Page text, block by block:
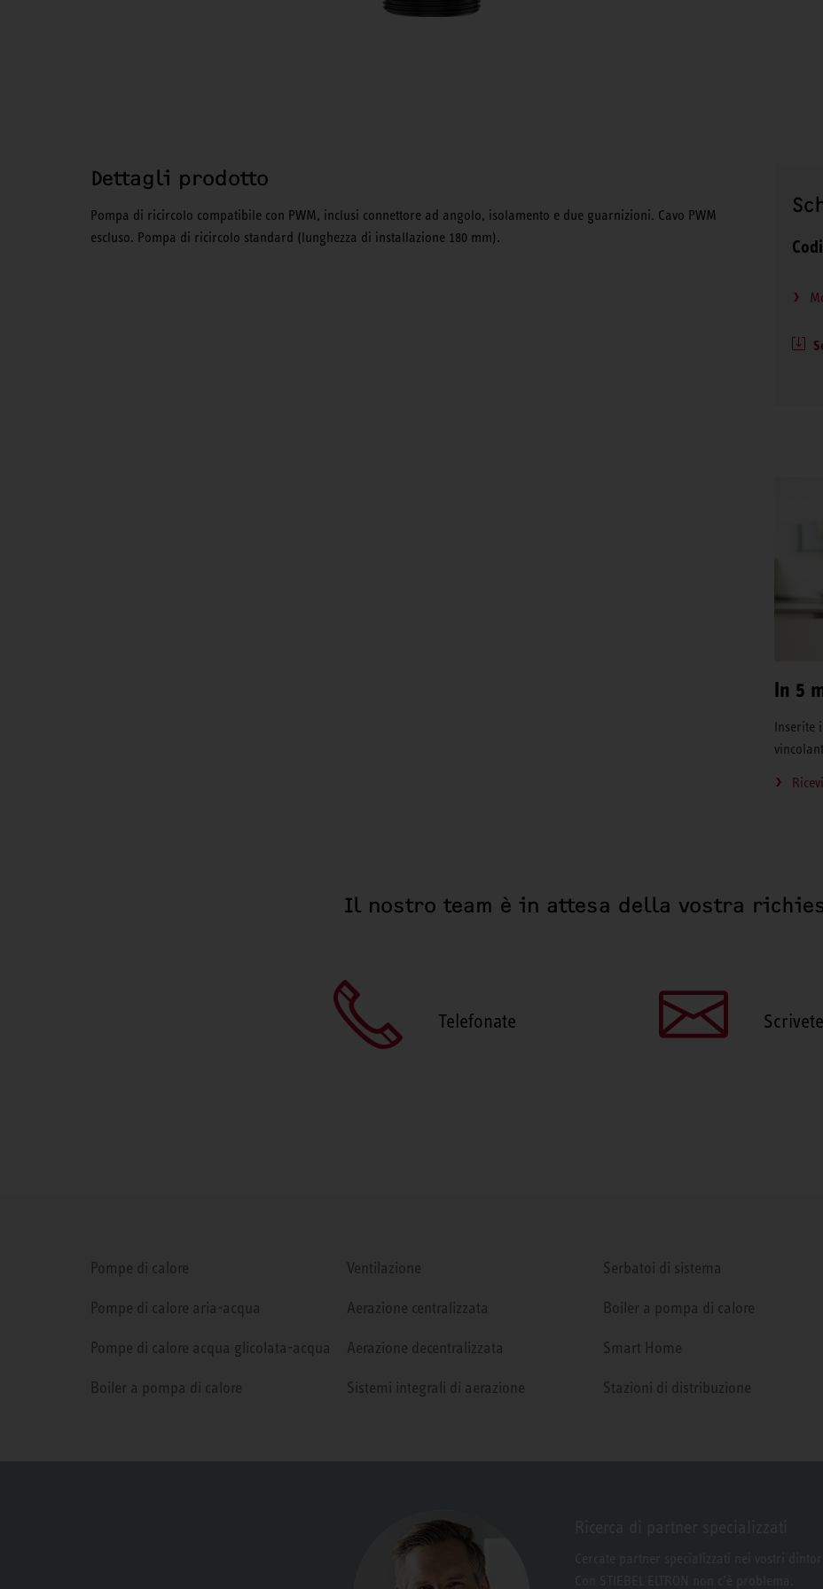
Dettagli prodotto
Pompa di ricircolo compatibile con PWM, inclusi connettore ad angolo, isolamento e due guarnizioni. Cavo PWM
escluso. Pompa di ricircolo standard (lunghezza di installazione 180 mm).
In 5
Inserite
Il nostro team è in attesa della vostra
Telefonate
Pompe di calore
Pompe di calore aria-acqua
Pompe di calore acqua glicolata-acqua
Boiler a pompa di calore
Ventilazione
Aerazione centralizzata
Aerazione decentralizzata
Sistemi integrali di aerazione
Serbatoi di sistema
Boiler a pompa di calore
Smart Home
Stazioni di distribuzione